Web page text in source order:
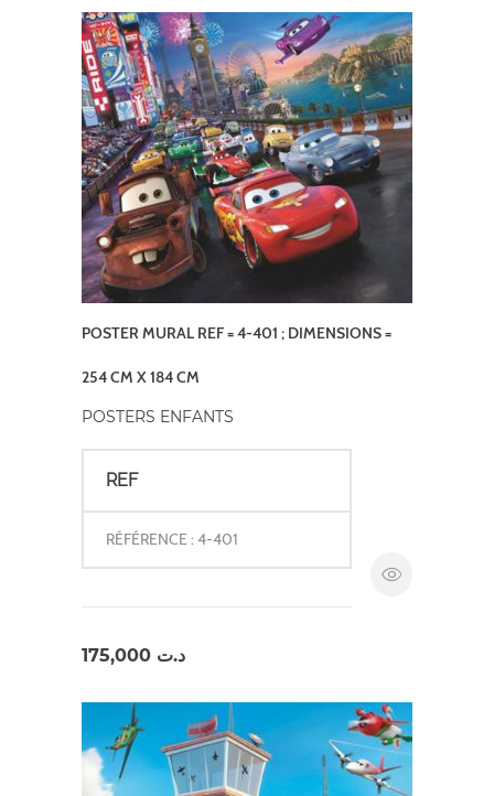
POSTER MURAL REF = 4-401 ; DIMENSIONS =
254 CM X 184 CM
POSTERS ENFANTS
REF
RÉFÉRENCE : 4-401
د.ت